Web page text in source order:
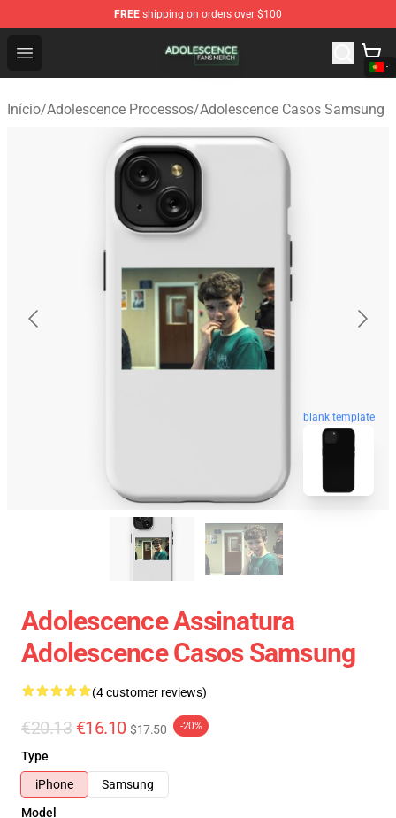
FREE shipping on orders over $100
Open menu
Adolescence Shop - Official Adolescence Merchandise
Início/Adolescence Processos/Adolescence Casos Samsung
blank template
Adolescence Assinatura
Adolescence Casos Samsung
(4 customer reviews)
€20.13 €16.10 $17.50 -20%
Type
iPhone
Samsung
Model